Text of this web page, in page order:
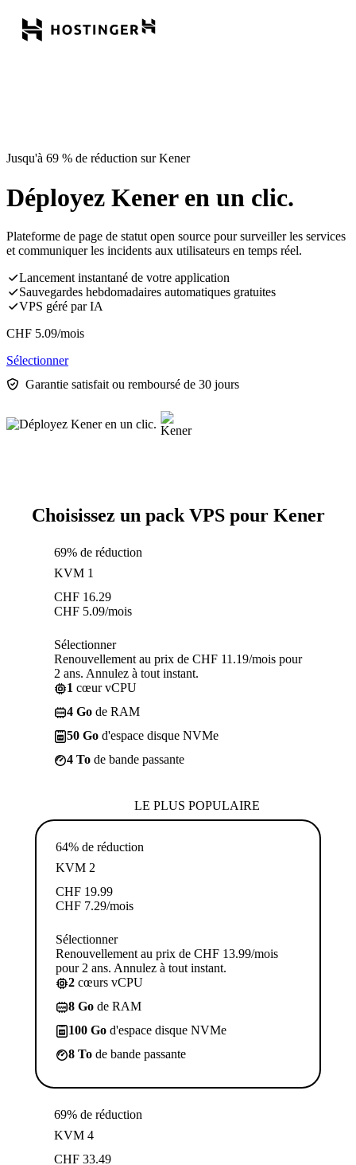
Jusqu'à 69 % de réduction sur Kener
Déployez Kener en un clic.
Plateforme de page de statut open source pour surveiller les services
et communiquer les incidents aux utilisateurs en temps réel.
Lancement instantané de votre application
Sauvegardes hebdomadaires automatiques gratuites
VPS géré par IA
CHF 5.09/mois
Sélectionner
Garantie satisfait ou remboursé de 30 jours
Choisissez un pack VPS pour Kener
69% de réduction
KVM 1
CHF 16.29
CHF 5.09/mois
Sélectionner
Renouvellement au prix de CHF 11.19/mois pour
2 ans. Annulez à tout instant.
1 cœur vCPU
4 Go de RAM
50 Go d'espace disque NVMe
4 To de bande passante
LE PLUS POPULAIRE
64% de réduction
KVM 2
CHF 19.99
CHF 7.29/mois
Sélectionner
Renouvellement au prix de CHF 13.99/mois
pour 2 ans. Annulez à tout instant.
2 cœurs vCPU
8 Go de RAM
100 Go d'espace disque NVMe
8 To de bande passante
69% de réduction
KVM 4
CHF 33.49